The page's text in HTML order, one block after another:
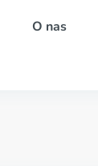
O nas